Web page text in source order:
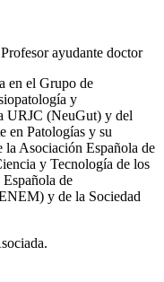
ayudante doctor
en el Grupo de
y
URJC (NeuGut) y del
en Patologías y su
la Asociación Española de
y Tecnología de los
de
y de la Sociedad